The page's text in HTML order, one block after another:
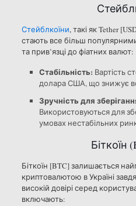
Стейблкоїни, такі як Tether
стають все більш
та прив’язці до фіатних валют:
Стабільність: Вартість
долара США, що знижує
Зручність для
Використовуються для
умовах нестабільних
Біткоїн
Біткоїн [BTC] залишається
криптовалютою в Україні
високій довірі серед
включають: